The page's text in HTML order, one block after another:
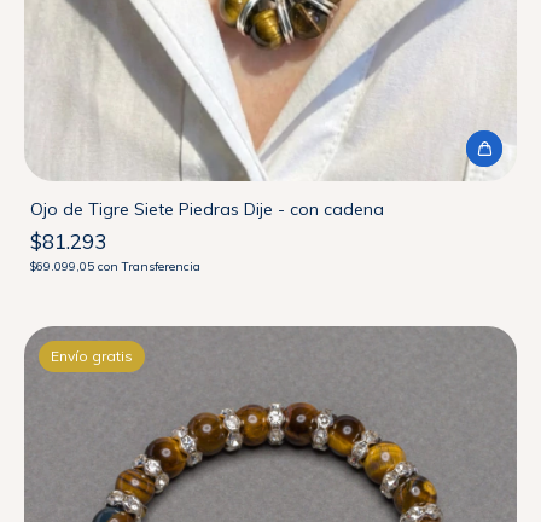
Ojo de Tigre Siete Piedras Dije - con cadena
$81.293
$69.099,05 con Transferencia
Envío gratis